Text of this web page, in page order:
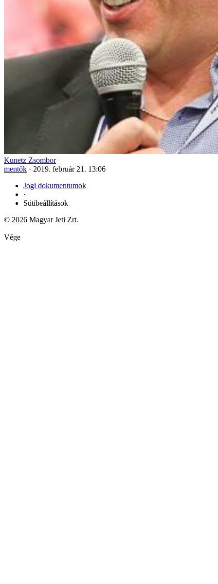
Kunetz Zsombor
mentők · 2019. február 21. 13:06
Jogi dokumentumok
·
Sütibeállítások
© 2026 Magyar Jeti Zrt.
Vége